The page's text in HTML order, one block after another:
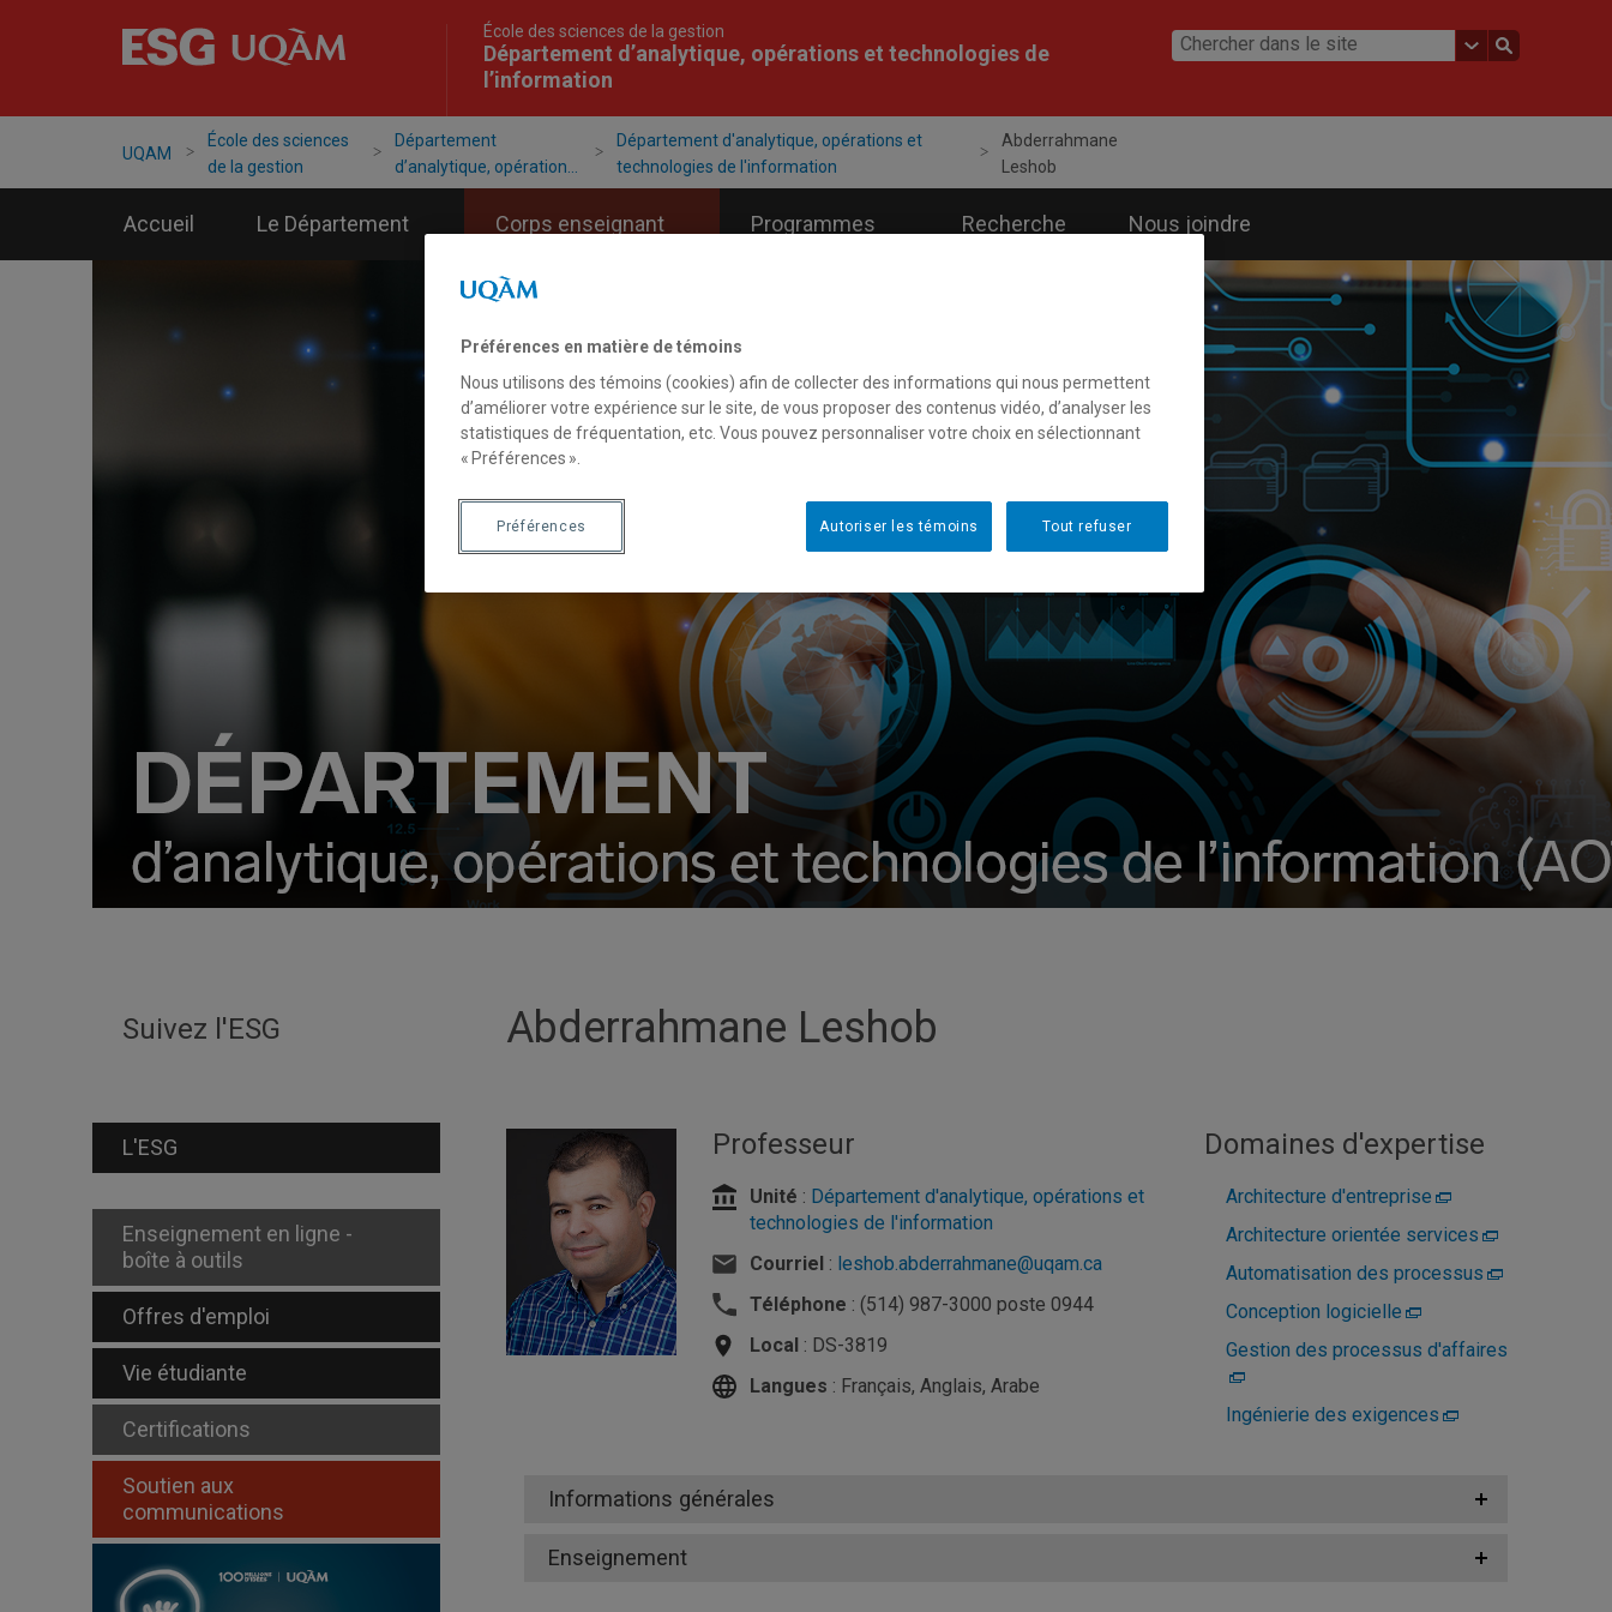
Accéder
recherche
Accéder
pricipal
Accéder
zone
centrale
École des sciences de la gestion
Département d’analytique, opérations et technologies de
l’information
UQAM
École des sciences
de la gestion
Département
d’analytique, opération...
Département d'analytique, opérations et
technologies de l'information
Abderrahmane
Leshob
Accueil Le Département Corps enseignant Programmes Recherche Nous joindre
Suivez l'ESG
L'ESG
Enseignement en ligne -
boîte à outils
Offres d'emploi
Vie étudiante
Certifications
Soutien aux
communications
Abderrahmane Leshob
Professeur
Unité : Département d'analytique, opérations et
technologies de l'information
Courriel : leshob.abderrahmane@uqam.ca
Téléphone : (514) 987-3000 poste 0944
Local : DS-3819
Langues : Français, Anglais, Arabe
Domaines d'expertise
Architecture d'entreprise
Architecture orientée services
Automatisation des processus
Conception logicielle
Gestion des processus d'affaires
Ingénierie des exigences
Informations générales
Enseignement
Préférences en matière de témoins
Nous utilisons des témoins (cookies) afin de collecter des informations qui nous permettent
d’améliorer votre expérience sur le site, de vous proposer des contenus vidéo, d’analyser les
statistiques de fréquentation, etc. Vous pouvez personnaliser votre choix en sélectionnant
« Préférences ».
Tout refuser
Autoriser les témoins
Préférences